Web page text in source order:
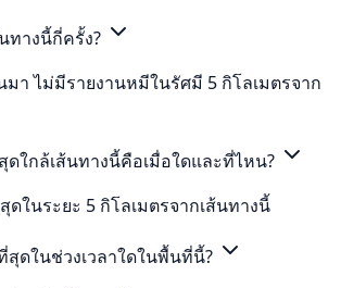
ทางนี้กี่ครั้ง?
า ไม่มีรายงานหมีในรัศมี 5 กิโลเมตรจาก
ดใกล้เส้นทางนี้คือเมื่อใดและที่ไหน?
ในระยะ 5 กิโลเมตรจากเส้นทางนี้
ดในช่วงเวลาใดในพื้นที่นี้?